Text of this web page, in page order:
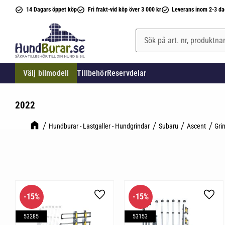
14 Dagars öppet köp Fri frakt-vid köp över 3 000 kr Leverans inom 2-3
Välj bilmodell TillbehörReservdelar
2022
Hundburar - Lastgaller - Hundgrindar Subaru Ascent
15%
53285
Lägg till i favoriter
15%
53153